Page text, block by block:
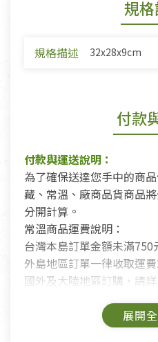
規
規格描述 32x28x9cm
付款
付款與運送說明：
為了確保送達您手中的商
藏、常溫、廠商品貨商品
分開計算。
常溫商品運費說明：
台灣本島訂單金額未滿750
外島地區訂單一律收取運費
國外及大陸地區訂購，請
鑑賞期商品說明：